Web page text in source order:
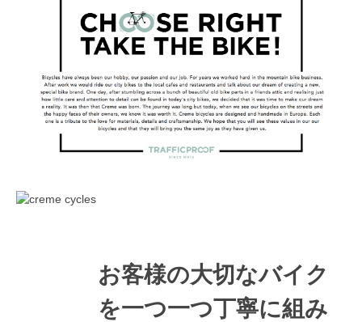
お客様の大切なバイク
を一つ一つ丁寧に組み